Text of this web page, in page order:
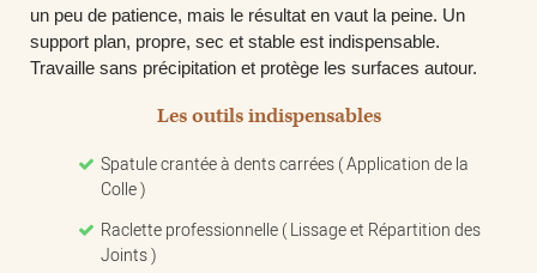
un peu de patience, mais le résultat en vaut la peine. Un
support plan, propre, sec et stable est indispensable.
Travaille sans précipitation et protège les surfaces autour.
Les outils indispensables
Spatule crantée à dents carrées ( Application de la
Colle )
Raclette professionnelle ( Lissage et Répartition des
Joints )